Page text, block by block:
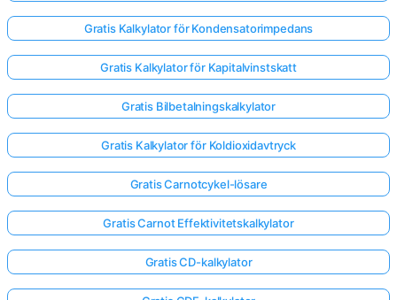
Gratis Kalkylator för Kondensatorimpedans
Gratis Kalkylator för Kapitalvinstskatt
Gratis Bilbetalningskalkylator
Gratis Kalkylator för Koldioxidavtryck
Gratis Carnotcykel-lösare
Gratis Carnot Effektivitetskalkylator
Gratis CD-kalkylator